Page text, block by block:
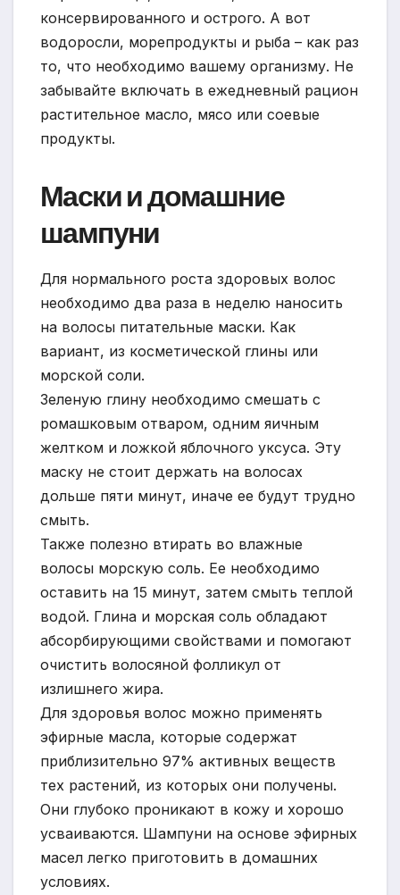
консервированного и острого. А вот
водоросли, морепродукты и рыба – как раз
то, что необходимо вашему организму. Не
забывайте включать в ежедневный рацион
растительное масло, мясо или соевые
продукты.
Маски и домашние
шампуни
Для нормального роста здоровых волос
необходимо два раза в неделю наносить
на волосы питательные маски. Как
вариант, из косметической глины или
морской соли.
Зеленую глину необходимо смешать с
ромашковым отваром, одним яичным
желтком и ложкой яблочного уксуса. Эту
маску не стоит держать на волосах
дольше пяти минут, иначе ее будут трудно
смыть.
Также полезно втирать во влажные
волосы морскую соль. Ее необходимо
оставить на 15 минут, затем смыть теплой
водой. Глина и морская соль обладают
абсорбирующими свойствами и помогают
очистить волосяной фолликул от
излишнего жира.
Для здоровья волос можно применять
эфирные масла, которые содержат
приблизительно 97% активных веществ
тех растений, из которых они получены.
Они глубоко проникают в кожу и хорошо
усваиваются. Шампуни на основе эфирных
масел легко приготовить в домашних
условиях.